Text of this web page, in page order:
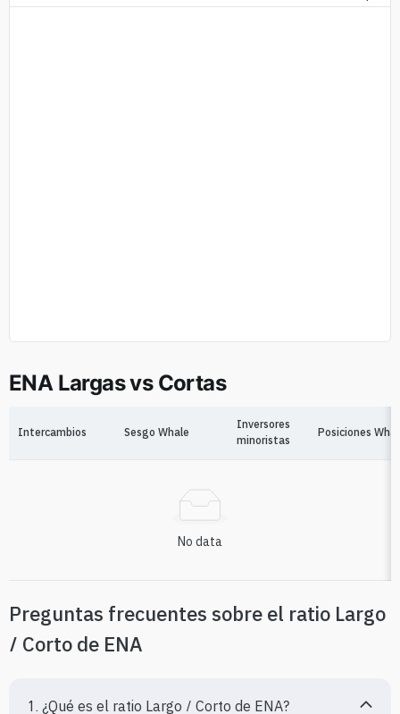
ENA Largas vs Cortas
Intercambios Sesgo Whale
Inversores
minoristas
Posiciones
No data
Preguntas frecuentes sobre el ratio Largo
/ Corto de ENA
1. ¿Qué es el ratio Largo / Corto de ENA?